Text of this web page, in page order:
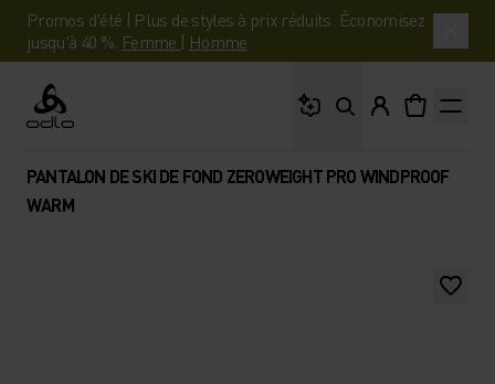
Promos d'été | Plus de styles à prix réduits. Économisez
jusqu'à 40 %. Femme | Homme
Odlo
PANTALON DE SKI DE FOND ZEROWEIGHT PRO WINDPROOF
WARM